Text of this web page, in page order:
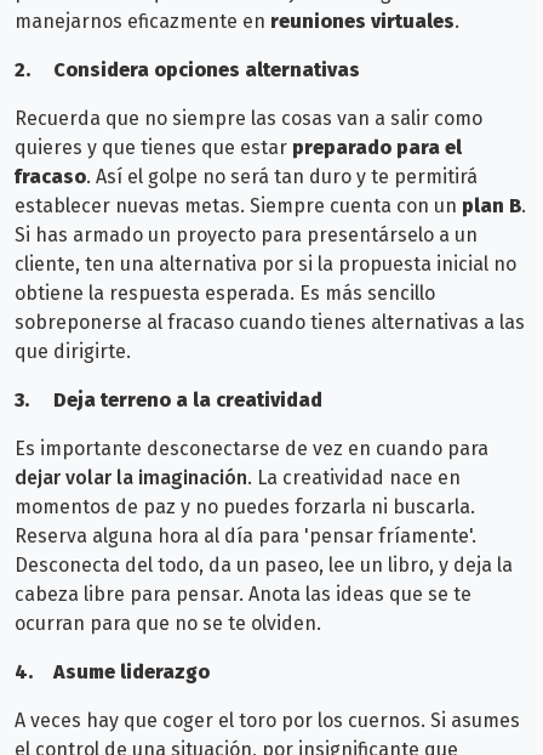
manejarnos eficazmente en reuniones virtuales.
2. Considera opciones alternativas
Recuerda que no siempre las cosas van a salir como
quieres y que tienes que estar preparado para el
fracaso. Así el golpe no será tan duro y te permitirá
establecer nuevas metas. Siempre cuenta con un plan B.
Si has armado un proyecto para presentárselo a un
cliente, ten una alternativa por si la propuesta inicial no
obtiene la respuesta esperada. Es más sencillo
sobreponerse al fracaso cuando tienes alternativas a las
que dirigirte.
3. Deja terreno a la creatividad
Es importante desconectarse de vez en cuando para
dejar volar la imaginación. La creatividad nace en
momentos de paz y no puedes forzarla ni buscarla.
Reserva alguna hora al día para 'pensar fríamente'.
Desconecta del todo, da un paseo, lee un libro, y deja la
cabeza libre para pensar. Anota las ideas que se te
ocurran para que no se te olviden.
4. Asume liderazgo
A veces hay que coger el toro por los cuernos. Si asumes
el control de una situación, por insignificante que